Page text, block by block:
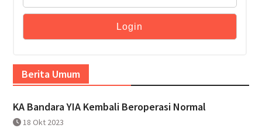
Berita Umum
KA Bandara YIA Kembali Beroperasi Normal
18 Okt 2023